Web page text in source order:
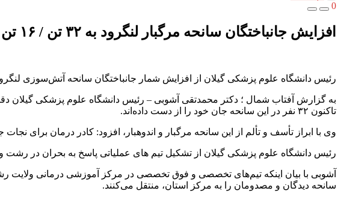
0
افزایش جانباختگان سانحه مرگبار لنگرود به ۳۲ تن / ۱۶ تن تحت مداوا هستند
رئیس دانشگاه علوم پزشکی گیلان از افزایش شمار جانباختگان سانحه آتش‌سوزی لنگرود خبر داد و گفت: تاکنون ۳۲ تن از مددجویان این مرکز تحت درمان
به گزارش آفتاب شمال ؛ دکتر محمدتقی آشوبی – رئیس دانشگاه علوم پزشکی گیلان
تاکنون ۳۲ نفر در این سانحه جان خود را از دست داده‌اند.
وی با ابراز تأسف و تألم از این سانحه مرگبار و اندوهبار، افزود: کادر درمان برای
رئیس دانشگاه علوم پزشکی گیلان از تشکیل تیم های عملیاتی پاسخ به بحران در رشت
آشوبی با بیان اینکه تیم‌های تخصصی و فوق تخصصی در مرکز آموزشی درمانی ولایت
سانحه دیدگان و مصدومان را به مرکز استان، منتقل می‌کنند.